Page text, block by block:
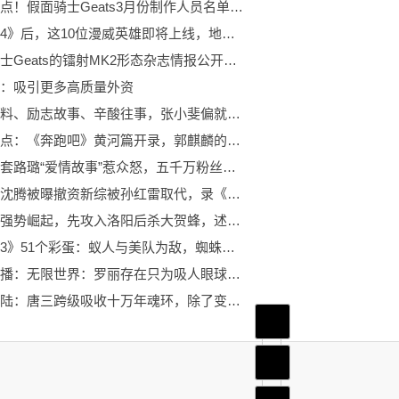
天天热点！假面骑士Geats3月份制作人员名单公开，坂本大佬回归
《复联4》后，这10位漫威英雄即将上线，地球最强英雄在列:全球看点
假面骑士Geats的镭射MK2形态杂志情报公开，具有超能力，还能分身踢_焦点快报
吸引更多高质量外资
没有黑料、励志故事、辛酸往事，张小斐偏就红了
前沿热点：《奔跑吧》黄河篇开录，郭麒麟的女搭档是看点，唯一遗憾是蔡徐坤
殷世航套路璐“爱情故事”惹众怒，五千万粉丝大网红在线打假说真相，王乐乐忍无可忍直接举报
累了？沈腾被曝撤资新综被孙红雷取代，录《王牌》也萌退出之意
李星云强势崛起，先攻入洛阳后杀大贺蜂，述里朵险些被斩杀 简讯
《蚁人3》51个彩蛋：蚁人与美队为敌，蜘蛛侠被康击败:天天热消息
环球快播：无限世界：罗丽存在只为吸人眼球？她其实是推动剧情的关键人物！
斗罗大陆：唐三跨级吸收十万年魂环，除了变强以外还有另一个原因！_世界聚看点